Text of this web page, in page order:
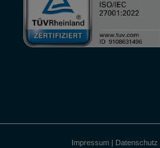
Impressum Datenschutz